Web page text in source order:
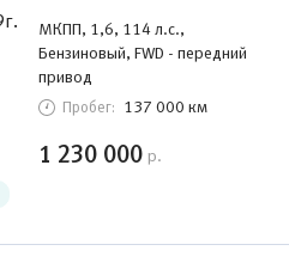
МКПП, 1,6, 114 л.с.,
Бензиновый, FWD - передний
привод
Пробег: 137 000 км
1 230 000 р.